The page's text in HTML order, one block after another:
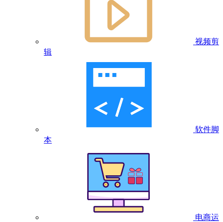
视频剪
辑
软件脚
本
电商运